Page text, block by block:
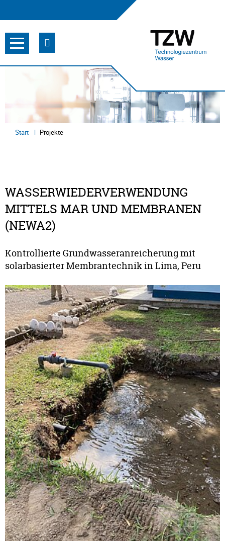
Start Projekte
WASSERWIEDERVERWENDUNG
MITTELS MAR UND MEMBRANEN
(NEWA2)
Kontrollierte Grundwasseranreicherung mit
solarbasierter Membrantechnik in Lima, Peru